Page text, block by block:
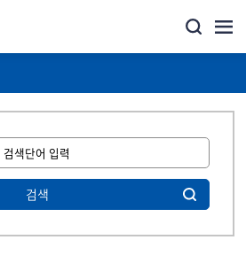
검색